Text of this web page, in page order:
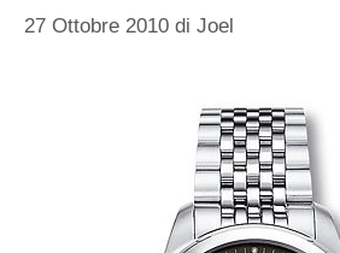
27 Ottobre 2010 di Joel